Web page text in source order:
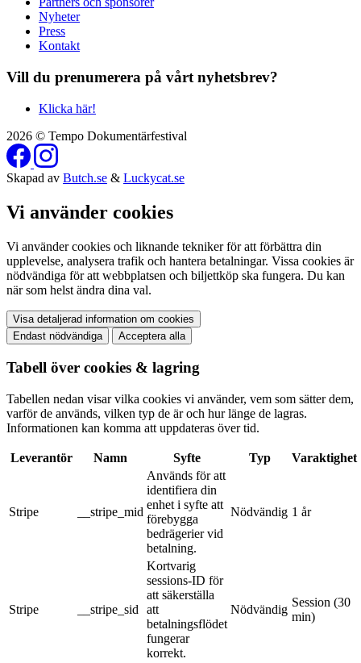
Nyheter
Press
Kontakt
Vill du prenumerera på vårt nyhetsbrev?
Klicka här!
2026 © Tempo Dokumentärfestival
Skapad av Butch.se & Luckycat.se
Vi använder cookies
Vi använder cookies och liknande tekniker för att förbättra din
upplevelse, analysera trafik och hantera betalningar. Vissa cookies är
nödvändiga för att webbplatsen och biljettköp ska fungera. Du kan
när som helst ändra dina val.
Visa detaljerad information om cookies
Endast nödvändiga
Acceptera alla
Tabell över cookies & lagring
Tabellen nedan visar vilka cookies vi använder, vem som sätter dem,
varför de används, vilken typ de är och hur länge de lagras.
Informationen kan komma att uppdateras över tid.
Leverantör Namn Syfte Typ Varaktighet
Stripe __stripe_mid
Används för att
identifiera din
enhet i syfte att
förebygga
bedrägerier vid
betalning.
Nödvändig 1 år
Stripe __stripe_sid
Kortvarig
sessions-ID för
att säkerställa
att
betalningsflödet
fungerar
korrekt.
Nödvändig
Session (30
min)